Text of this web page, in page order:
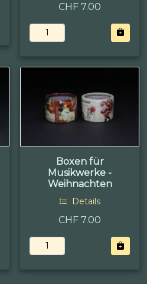
CHF 7.00
Boxen für
Musikwerke -
Weihnachten
Details
CHF 7.00